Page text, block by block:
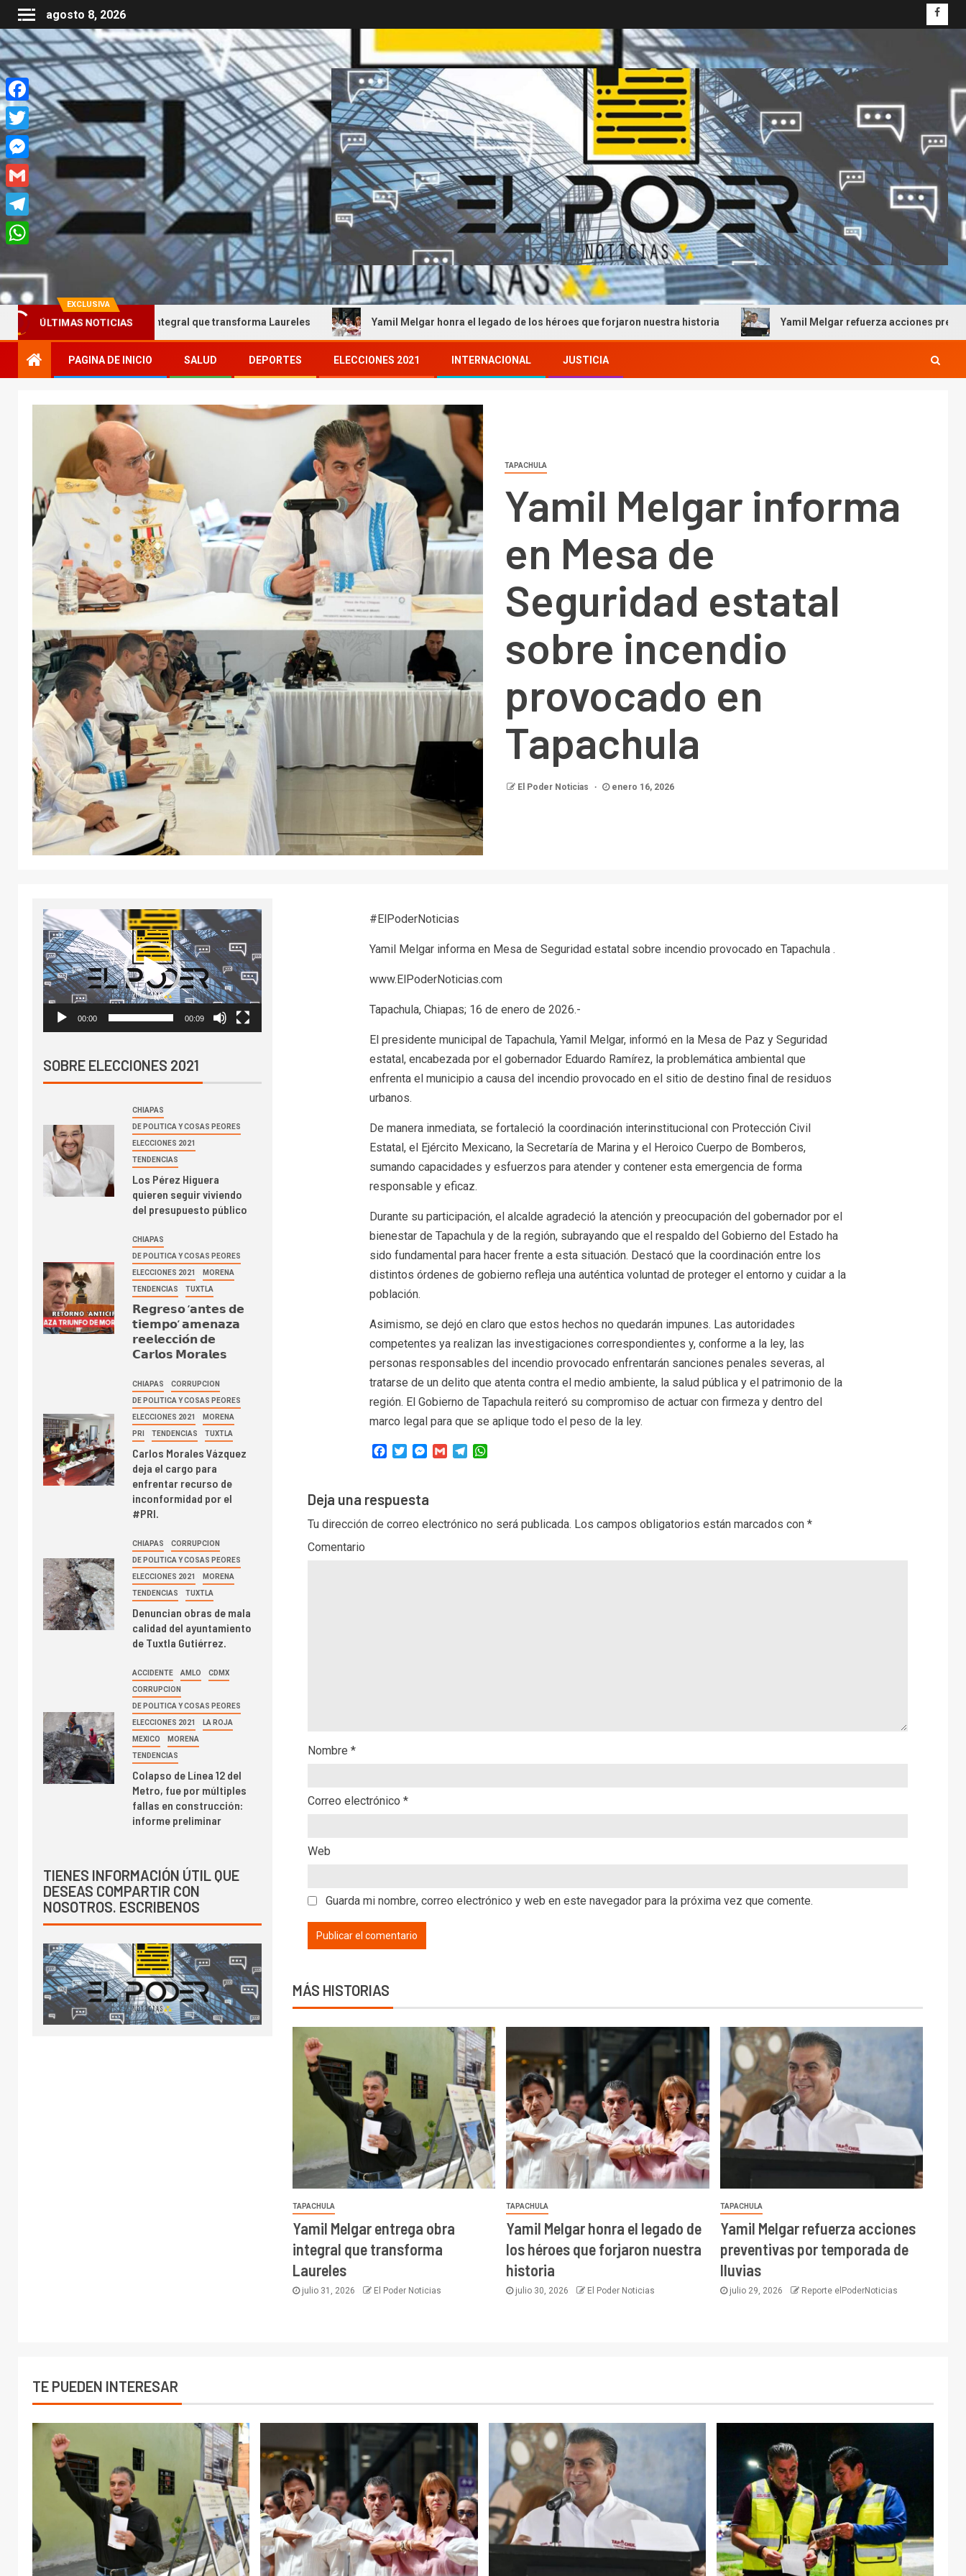
agosto 8, 2026
EXCLUSIVA
ÚLTIMAS NOTICIAS
entrega obra integral que transforma Laureles Yamil Melgar honra el legado de los héroes que forjaron nuestra historia Yamil Melgar refuerza acciones preventivas por
PAGINA DE INICIO SALUD DEPORTES ELECCIONES 2021 INTERNACIONAL JUSTICIA
TAPACHULA
Yamil Melgar informa
en Mesa de
Seguridad estatal
sobre incendio
provocado en
Tapachula
El Poder Noticias enero 16, 2026
#ElPoderNoticias
Yamil Melgar informa en Mesa de Seguridad estatal sobre incendio provocado en Tapachula .
www.ElPoderNoticias.com
Tapachula, Chiapas; 16 de enero de 2026.-
El presidente municipal de Tapachula, Yamil Melgar, informó en la Mesa de Paz y Seguridad
estatal, encabezada por el gobernador Eduardo Ramírez, la problemática ambiental que
enfrenta el municipio a causa del incendio provocado en el sitio de destino final de residuos
urbanos.
De manera inmediata, se fortaleció la coordinación interinstitucional con Protección Civil
Estatal, el Ejército Mexicano, la Secretaría de Marina y el Heroico Cuerpo de Bomberos,
sumando capacidades y esfuerzos para atender y contener esta emergencia de forma
responsable y eficaz.
Durante su participación, el alcalde agradeció la atención y preocupación del gobernador por el
bienestar de Tapachula y de la región, subrayando que el respaldo del Gobierno del Estado ha
sido fundamental para hacer frente a esta situación. Destacó que la coordinación entre los
distintos órdenes de gobierno refleja una auténtica voluntad de proteger el entorno y cuidar a la
población.
Asimismo, se dejó en claro que estos hechos no quedarán impunes. Las autoridades
competentes ya realizan las investigaciones correspondientes y, conforme a la ley, las
personas responsables del incendio provocado enfrentarán sanciones penales severas, al
tratarse de un delito que atenta contra el medio ambiente, la salud pública y el patrimonio de la
región. El Gobierno de Tapachula reiteró su compromiso de actuar con firmeza y dentro del
marco legal para que se aplique todo el peso de la ley.
Facebook
TwitterMessenger
Gmail Telegram
Deja una respuesta
Tu dirección de correo electrónico no será publicada. Los campos obligatorios están marcados con *
Comentario
Nombre *
Correo electrónico *
Web
Guarda mi nombre, correo electrónico y web en este navegador para la próxima vez que comente.
MÁS HISTORIAS
TAPACHULA
Yamil Melgar entrega obra
integral que transforma
Laureles
julio 31, 2026 El Poder Noticias
TAPACHULA
Yamil Melgar honra el legado de
los héroes que forjaron nuestra
historia
julio 30, 2026 El Poder Noticias
TAPACHULA
Yamil Melgar refuerza acciones
preventivas por temporada de
lluvias
julio 29, 2026 Reporte elPoderNoticias
Reproductor
de
vídeo
00:00 00:09
SOBRE ELECCIONES 2021
CHIAPAS
DE POLITICA Y COSAS PEORES
ELECCIONES 2021
TENDENCIAS
Los Pérez Higuera
quieren seguir viviendo
del presupuesto público
CHIAPAS
DE POLITICA Y COSAS PEORES
ELECCIONES 2021 MORENA
TENDENCIAS TUXTLA
𝗥𝗲𝗴𝗿𝗲𝘀𝗼 ‘𝗮𝗻𝘁𝗲𝘀 𝗱𝗲
𝘁𝗶𝗲𝗺𝗽𝗼’ 𝗮𝗺𝗲𝗻𝗮𝘇𝗮
𝗿𝗲𝗲𝗹𝗲𝗰𝗰𝗶𝗼́𝗻 𝗱𝗲
𝗖𝗮𝗿𝗹𝗼𝘀 𝗠𝗼𝗿𝗮𝗹𝗲𝘀
CHIAPAS CORRUPCION
DE POLITICA Y COSAS PEORES
ELECCIONES 2021 MORENA
PRI TENDENCIAS TUXTLA
Carlos Morales Vázquez
deja el cargo para
enfrentar recurso de
inconformidad por el
#PRI.
CHIAPAS CORRUPCION
DE POLITICA Y COSAS PEORES
ELECCIONES 2021 MORENA
TENDENCIAS TUXTLA
Denuncian obras de mala
calidad del ayuntamiento
de Tuxtla Gutiérrez.
ACCIDENTE AMLO CDMX
CORRUPCION
DE POLITICA Y COSAS PEORES
ELECCIONES 2021 LA ROJA
MEXICO MORENA
TENDENCIAS
Colapso de Línea 12 del
Metro, fue por múltiples
fallas en construcción:
informe preliminar
TIENES INFORMACIÓN ÚTIL QUE
DESEAS COMPARTIR CON
NOSOTROS. ESCRIBENOS
TE PUEDEN INTERESAR
Facebook
Twitter
Messenger
Gmail
Telegram
WhatsApp